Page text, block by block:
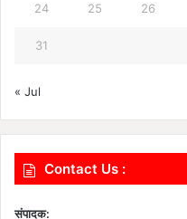
24 25 26
31
« Jul
Contact Us :
संपादक: